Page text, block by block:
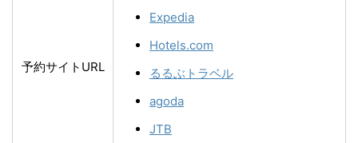
予約サイトURL
Expedia
Hotels.com
るるぶトラベル
agoda
JTB